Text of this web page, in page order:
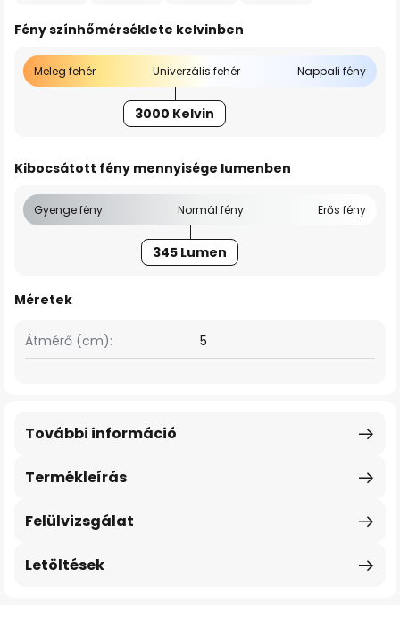
Fény színhőmérséklete kelvinben
Meleg fehér Univerzális fehér Nappali fény
3000 Kelvin
Kibocsátott fény mennyisége lumenben
Gyenge fény Normál fény Erős fény
345 Lumen
Méretek
Átmérő (cm): 5
Termékleírás
További információ
Felülvizsgálat
Letöltések